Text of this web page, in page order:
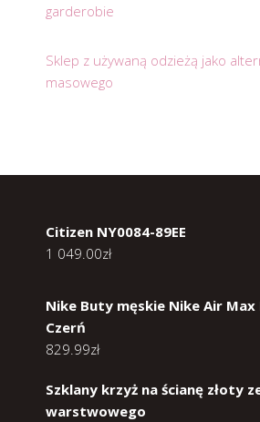
garderobie
Sklep z używaną odzieżą jako
masowego
Citizen NY0084-89EE
1 049.00zł
Nike Buty męskie Nike Air Max
Czerń
829.99zł
Szklany krzyż na ścianę złoty
warstwowego